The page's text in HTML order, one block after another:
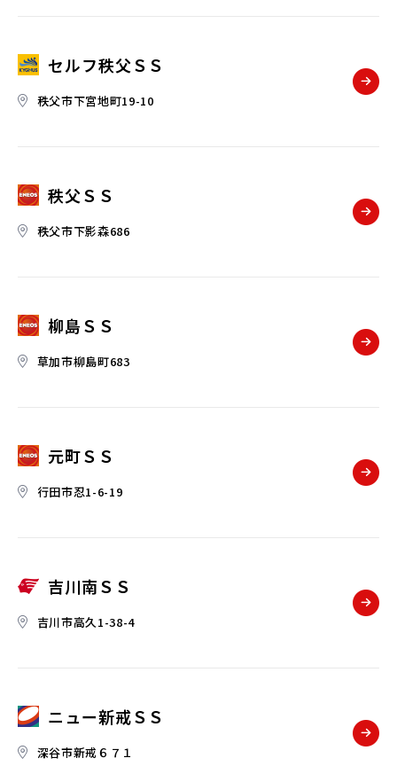
セルフ秩父ＳＳ
秩父市下宮地町19-10
秩父ＳＳ
秩父市下影森686
柳島ＳＳ
草加市柳島町683
元町ＳＳ
行田市忍1-6-19
吉川南ＳＳ
吉川市高久1-38-4
ニュー新戒ＳＳ
深谷市新戒６７１